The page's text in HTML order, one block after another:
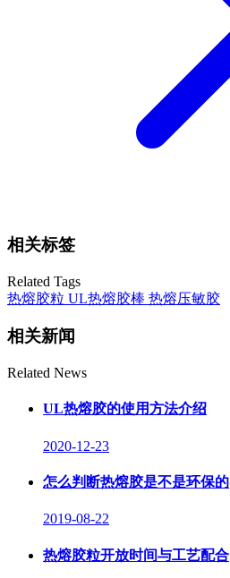
相关标签
Related Tags
热熔胶粒 UL热熔胶棒 热熔压敏胶
相关新闻
Related News
UL热熔胶的使用方法介绍
2020-12-23
怎么判断热熔胶是不是环保的
2019-08-22
热熔胶粒开放时间与工艺配合